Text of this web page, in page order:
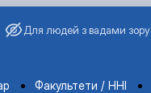
Для людей з вадами зору
Факультети / ННІ